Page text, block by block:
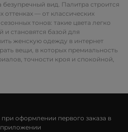
вид. Палитра строится
оттенках — от классических
тонов: такие цвета легко
становятся базой для
женскую одежду в интернет
вещи, в которых премиальность
точности кроя и спокойной,
при оформлении первого заказа в